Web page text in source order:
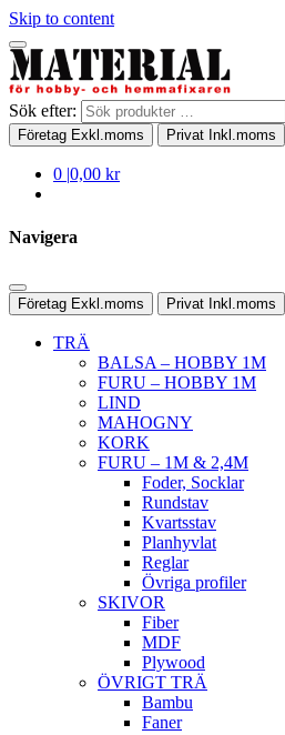
Skip to content
Sök efter:
Företag Exkl.moms Privat Inkl.moms
0 |0,00 kr
Navigera
Företag Exkl.moms Privat Inkl.moms
TRÄ
BALSA – HOBBY 1M
FURU – HOBBY 1M
LIND
MAHOGNY
KORK
FURU – 1M & 2,4M
Foder, Socklar
Rundstav
Kvartsstav
Planhyvlat
Reglar
Övriga profiler
SKIVOR
Fiber
MDF
Plywood
ÖVRIGT TRÄ
Bambu
Faner